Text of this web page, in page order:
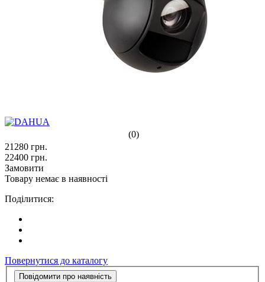
(0)
21280 грн.
22400 грн.
Замовити
Товару немає в наявності
Поділитися:
Повернутися до каталогу
Повідомити про наявність